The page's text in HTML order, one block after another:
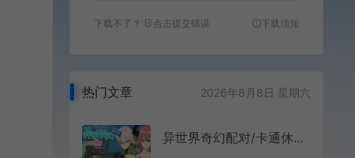
下载不了？ 点击提交错误 下载须知
热门文章 2026年8月8日 星期六
异世界奇幻配对/卡通休闲三消游戏 Fantasy Match Make a H match 下载